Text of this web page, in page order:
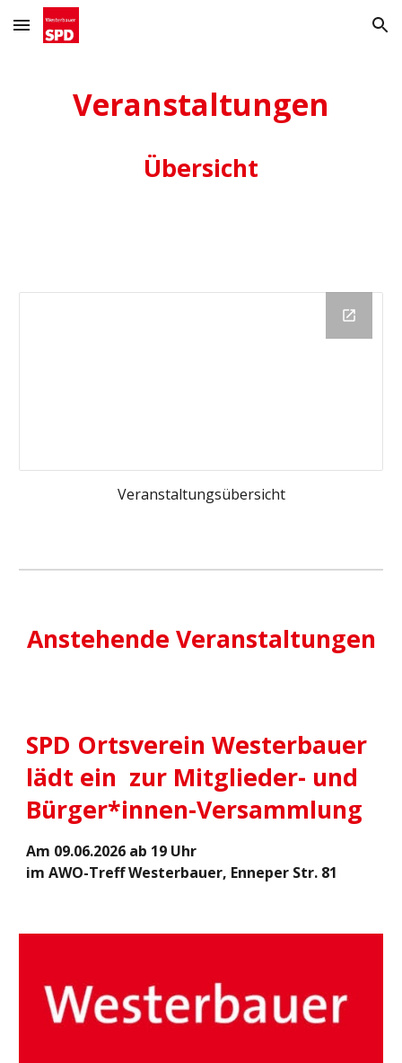
Skip to main content Skip to navigation
Veranstaltungen
Übersicht
Veranstaltungsübersicht
Anstehende Veranstaltungen
SPD Ortsverein Westerbauer
lädt ein zur Mitglieder- und
Bürger*innen-Versammlung
Am 09.06.2026 ab 19 Uhr
im AWO-Treff Westerbauer, Enneper Str. 81